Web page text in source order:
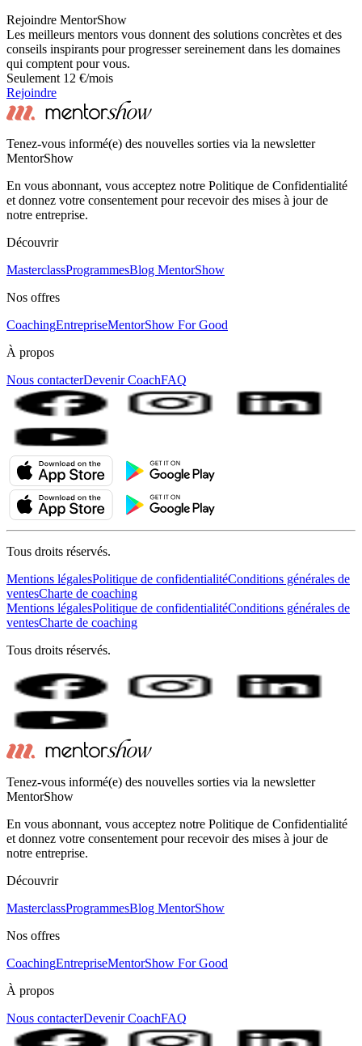
Rejoindre MentorShow
Les meilleurs mentors vous donnent des solutions concrètes et des
conseils inspirants pour progresser sereinement dans les domaines
qui comptent pour vous.
Seulement 12 €/mois
Rejoindre
Tenez-vous informé(e) des nouvelles sorties via la newsletter
MentorShow
En vous abonnant, vous acceptez notre Politique de Confidentialité
et donnez votre consentement pour recevoir des mises à jour de
notre entreprise.
Découvrir
MasterclassProgrammesBlog MentorShow
Nos offres
CoachingEntrepriseMentorShow For Good
À propos
Nous contacterDevenir CoachFAQ
Tous droits réservés.
Mentions légalesPolitique de confidentialitéConditions générales de
ventesCharte de coaching
Mentions légalesPolitique de confidentialitéConditions générales de
ventesCharte de coaching
Tous droits réservés.
Tenez-vous informé(e) des nouvelles sorties via la newsletter
MentorShow
En vous abonnant, vous acceptez notre Politique de Confidentialité
et donnez votre consentement pour recevoir des mises à jour de
notre entreprise.
Découvrir
MasterclassProgrammesBlog MentorShow
Nos offres
CoachingEntrepriseMentorShow For Good
À propos
Nous contacterDevenir CoachFAQ